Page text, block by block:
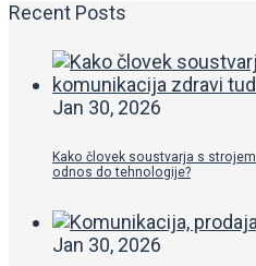
Recent Posts
Jan 30, 2026
Kako človek soustvarja s
odnos do tehnologije?
Jan 30, 2026